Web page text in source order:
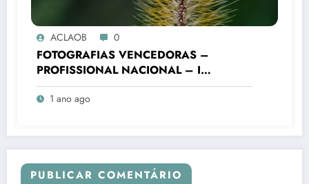
ACLAOB 0
FOTOGRAFIAS VENCEDORAS –
PROFISSIONAL NACIONAL – I
CONCURSO FOTOGRÁFICO “CIDADE
DE OURO BRANCO”
1 ano ago
PUBLICAR COMENTÁRIO